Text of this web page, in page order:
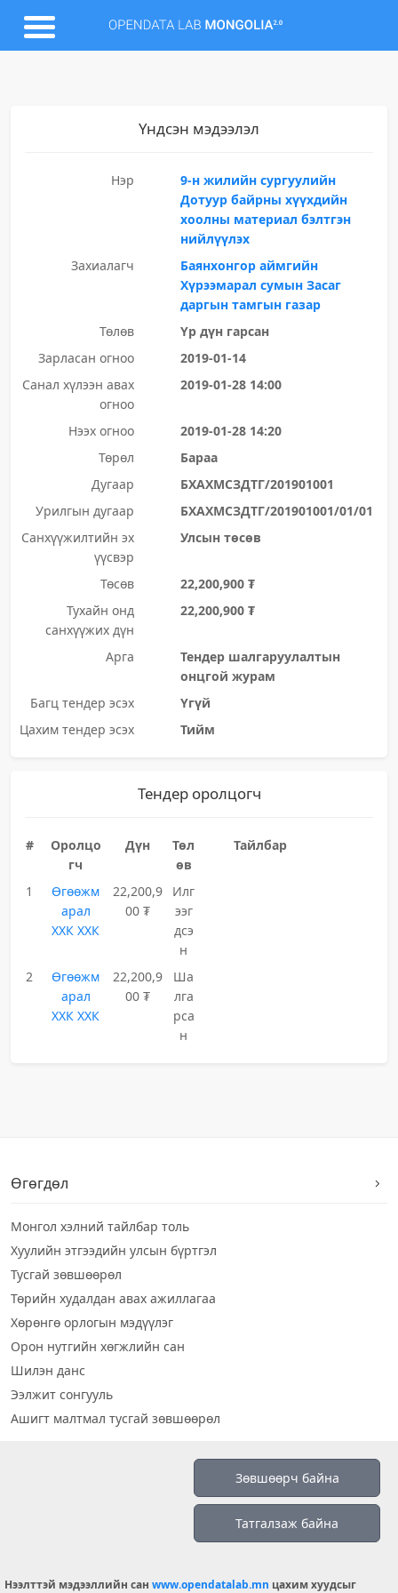
Үндсэн мэдээлэл
Нэр
9-н жилийн сургуулийн
Дотуур байрны хүүхдийн
хоолны материал бэлтгэн
нийлүүлэх
Захиалагч
Баянхонгор аймгийн
Хүрээмарал сумын Засаг
даргын тамгын газар
Төлөв
Үр дүн гарсан
Зарласан огноо
2019-01-14
Санал хүлээн авах
огноо
2019-01-28 14:00
Нээх огноо
2019-01-28 14:20
Төрөл
Бараа
Дугаар
БХАХМСЗДТГ/201901001
Урилгын дугаар
БХАХМСЗДТГ/201901001/01/01
Санхүүжилтийн эх
үүсвэр
Улсын төсөв
Төсөв
22,200,900 ₮
Тухайн онд
санхүүжих дүн
22,200,900 ₮
Арга
Тендер шалгаруулалтын
онцгой журам
Багц тендер эсэх
Үгүй
Цахим тендер эсэх
Тийм
Тендер оролцогч
#
Оролцо
гч
Дүн
Төл
өв
Тайлбар
1
Өгөөжм
арал
ХХК ХХК
22,200,9
00 ₮
Илг
ээг
дсэ
н
2
Өгөөжм
арал
ХХК ХХК
22,200,9
00 ₮
Ша
лга
рса
н
Өгөгдөл
Монгол хэлний тайлбар толь
Хуулийн этгээдийн улсын бүртгэл
Тусгай зөвшөөрөл
Төрийн худалдан авах ажиллагаа
Хөрөнгө орлогын мэдүүлэг
Орон нутгийн хөгжлийн сан
Шилэн данс
Ээлжит сонгууль
Ашигт малтмал тусгай зөвшөөрөл
info@opendatalab.mn
Зөвшөөрч байна
Татгалзаж байна
Нээлттэй мэдээллийн сан www.opendatalab.mn цахим хуудсыг